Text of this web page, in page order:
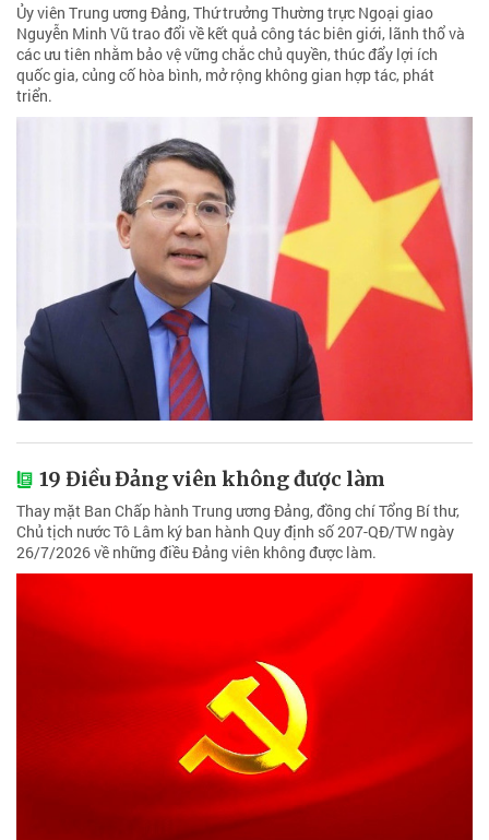
Ủy viên Trung ương Đảng, Thứ trưởng Thường trực Ngoại giao
Nguyễn Minh Vũ trao đổi về kết quả công tác biên giới, lãnh thổ và
các ưu tiên nhằm bảo vệ vững chắc chủ quyền, thúc đẩy lợi ích
quốc gia, củng cố hòa bình, mở rộng không gian hợp tác, phát
triển.
19 Điều Đảng viên không được làm
Thay mặt Ban Chấp hành Trung ương Đảng, đồng chí Tổng Bí thư,
Chủ tịch nước Tô Lâm ký ban hành Quy định số 207-QĐ/TW ngày
26/7/2026 về những điều Đảng viên không được làm.